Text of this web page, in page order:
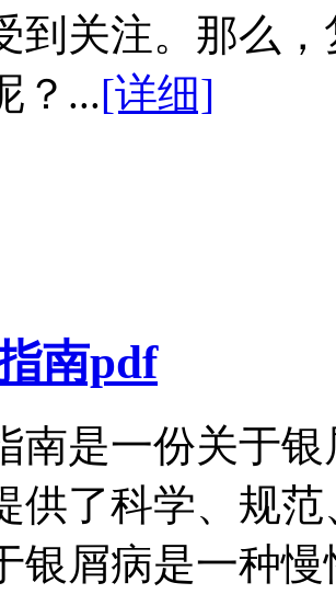
到关注。那么
？...[详细]
南pdf
南是一份关于
供了科学、规
银屑病是一种